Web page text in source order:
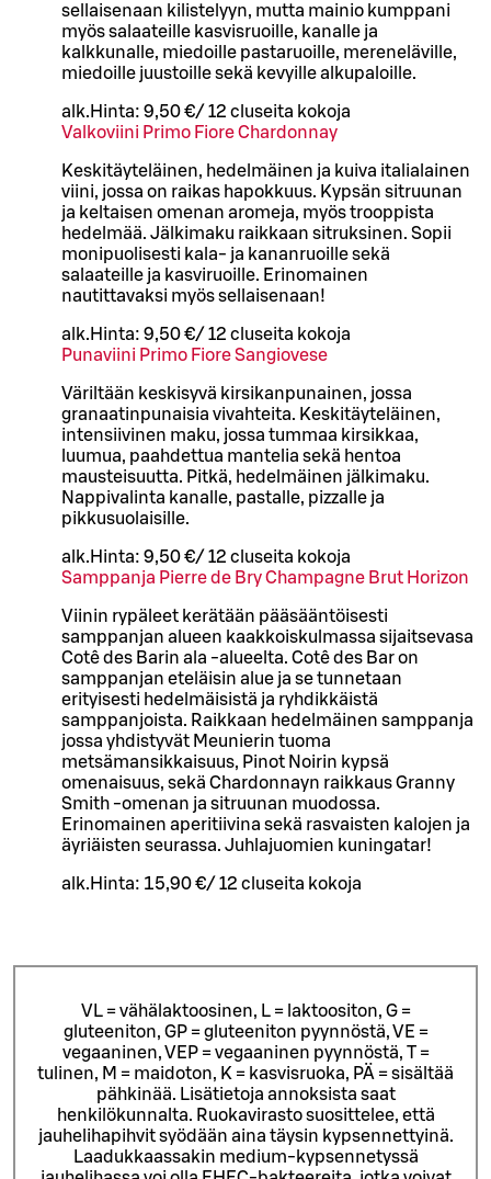
sellaisenaan kilistelyyn, mutta mainio kumppani
myös salaateille kasvisruoille, kanalle ja
kalkkunalle, miedoille pastaruoille, mereneläville,
miedoille juustoille sekä kevyille alkupaloille.
alk. Hinta: 9,50 €/ 12 cl useita kokoja
Valkoviini Primo Fiore Chardonnay
Keskitäyteläinen, hedelmäinen ja kuiva italialainen
viini, jossa on raikas hapokkuus. Kypsän sitruunan
ja keltaisen omenan aromeja, myös trooppista
hedelmää. Jälkimaku raikkaan sitruksinen. Sopii
monipuolisesti kala- ja kananruoille sekä
salaateille ja kasviruoille. Erinomainen
nautittavaksi myös sellaisenaan!
alk. Hinta: 9,50 €/ 12 cl useita kokoja
Punaviini Primo Fiore Sangiovese
Väriltään keskisyvä kirsikanpunainen, jossa
granaatinpunaisia vivahteita. Keskitäyteläinen,
intensiivinen maku, jossa tummaa kirsikkaa,
luumua, paahdettua mantelia sekä hentoa
mausteisuutta. Pitkä, hedelmäinen jälkimaku.
Nappivalinta kanalle, pastalle, pizzalle ja
pikkusuolaisille.
alk. Hinta: 9,50 €/ 12 cl useita kokoja
Samppanja Pierre de Bry Champagne Brut Horizon
Viinin rypäleet kerätään pääsääntöisesti
samppanjan alueen kaakkoiskulmassa sijaitsevasa
Cotê des Barin ala -alueelta. Cotê des Bar on
samppanjan eteläisin alue ja se tunnetaan
erityisesti hedelmäisistä ja ryhdikkäistä
samppanjoista. Raikkaan hedelmäinen samppanja
jossa yhdistyvät Meunierin tuoma
metsämansikkaisuus, Pinot Noirin kypsä
omenaisuus, sekä Chardonnayn raikkaus Granny
Smith -omenan ja sitruunan muodossa.
Erinomainen aperitiivina sekä rasvaisten kalojen ja
äyriäisten seurassa. Juhlajuomien kuningatar!
alk. Hinta: 15,90 €/ 12 cl useita kokoja
VL = vähälaktoosinen, L = laktoositon, G =
gluteeniton, GP = gluteeniton pyynnöstä, VE =
vegaaninen, VEP = vegaaninen pyynnöstä, T =
tulinen, M = maidoton, K = kasvisruoka, PÄ = sisältää
pähkinää. Lisätietoja annoksista saat
henkilökunnalta. Ruokavirasto suosittelee, että
jauhelihapihvit syödään aina täysin kypsennettyinä.
Laadukkaassakin medium-kypsennetyssä